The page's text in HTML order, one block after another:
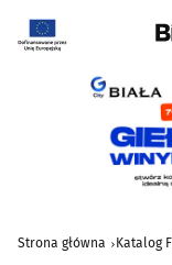
Strona główna Katalog